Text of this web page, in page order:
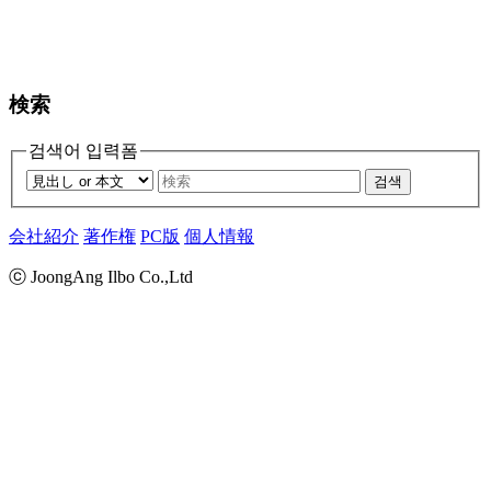
検索
검색어 입력폼
검색
会社紹介 著作権 PC版 個人情報
ⓒ JoongAng Ilbo Co.,Ltd